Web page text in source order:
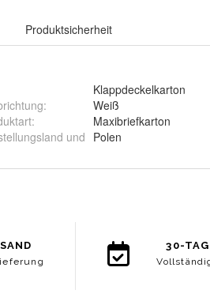
Produktsicherheit
Klappdeckelkarton
:
Weiß
:
Maxibriefkarton
und Polen